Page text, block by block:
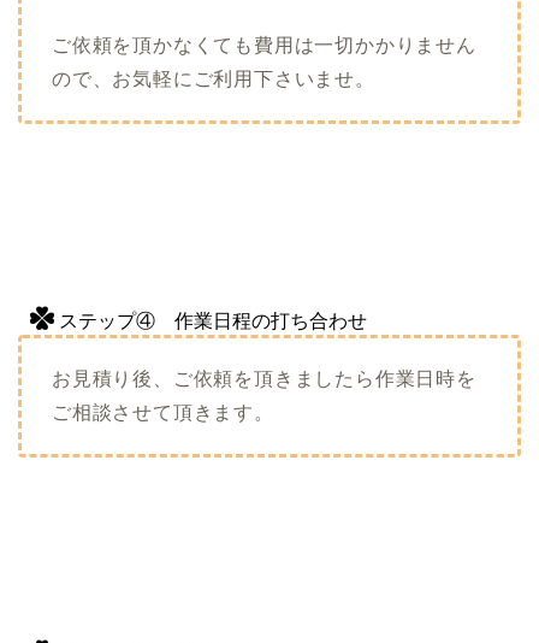
ご依頼を頂かなくても費用は一切かかりません
ので、お気軽にご利用下さいませ。
ステップ④ 作業日程の打ち合わせ
お見積り後、ご依頼を頂きましたら作業日時を
ご相談させて頂きます。